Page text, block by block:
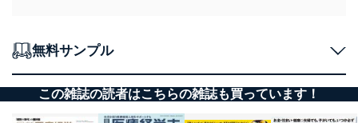
無料サンプル
この雑誌の読者はこちらの雑誌も買っています！